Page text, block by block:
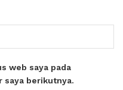
web saya pada
saya berikutnya.